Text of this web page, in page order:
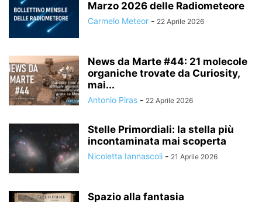
Marzo 2026 delle Radiometeore
Carmelo Meteor - 22 Aprile 2026
News da Marte #44: 21 molecole
organiche trovate da Curiosity,
mai...
Antonio Piras - 22 Aprile 2026
Stelle Primordiali: la stella più
incontaminata mai scoperta
Nicoletta Iannascoli - 21 Aprile 2026
Spazio alla fantasia